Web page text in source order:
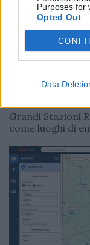
Purposes for
Opted Out
Data
Grandi Stazioni
come luoghi di